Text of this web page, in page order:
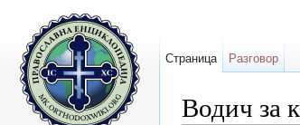
Водич за
Страница Разговор